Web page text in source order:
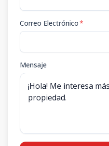
Correo Electrónico*
Mensaje